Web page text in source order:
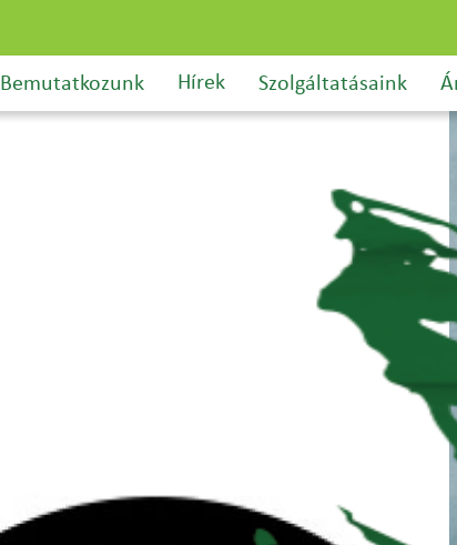
Bemutatkozunk Hírek Szolgáltatásaink